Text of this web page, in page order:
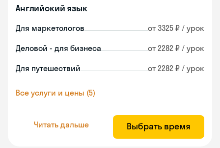
Английский язык
Для маркетологов от 3325 ₽ / урок
Деловой - для бизнеса от 2282 ₽ / урок
Для путешествий от 2282 ₽ / урок
Все услуги и цены (5)
Читать дальше Выбрать время